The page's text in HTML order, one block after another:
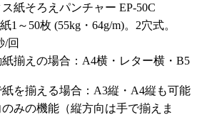
紙そろえパンチャー EP-50C
1～50枚 (55kg・64g/m)。2穴式。
/回
紙揃えの場合：A4横・レター横・B5
紙を揃える場合：A3縦・A4縦も可能
みの機能（縦方向は手で揃えま